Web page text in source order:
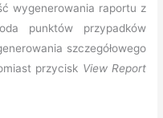
wygenerowania raportu z
punktów przypadków
szczegółowego
przycisk View Report